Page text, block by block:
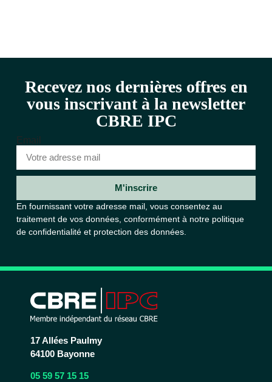
Recevez nos dernières offres en
vous inscrivant à la newsletter
CBRE IPC
Email
M'inscrire
En fournissant votre adresse mail, vous consentez au
traitement de vos données, conformément à notre politique
de confidentialité et protection des données.
17 Allées Paulmy
64100 Bayonne
05 59 57 15 15